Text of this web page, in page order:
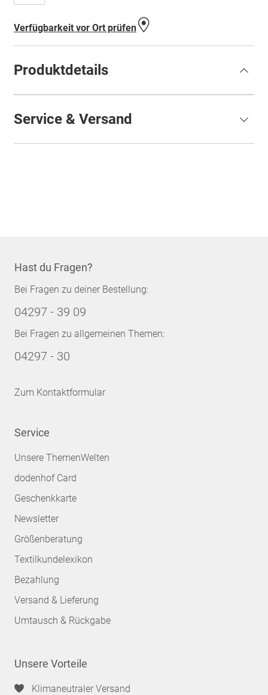
Wunschliste
Verfügbarkeit vor Ort prüfen
Produktdetails
Service & Versand
Hast du Fragen?
Bei Fragen zu deiner Bestellung:
04297 - 39 09
Bei Fragen zu allgemeinen Themen:
04297 - 30
Zum Kontaktformular
Service
Unsere ThemenWelten
dodenhof Card
Geschenkkarte
Newsletter
Größenberatung
Textilkundelexikon
Bezahlung
Versand & Lieferung
Umtausch & Rückgabe
Unsere Vorteile
Klimaneutraler Versand